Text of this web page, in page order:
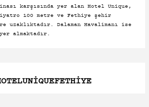
karşısında yer alan Hotel Unique,
100 metre ve Fethiye şehir
uzaklıktadır. Dalaman Havalimanı ise
almaktadır.